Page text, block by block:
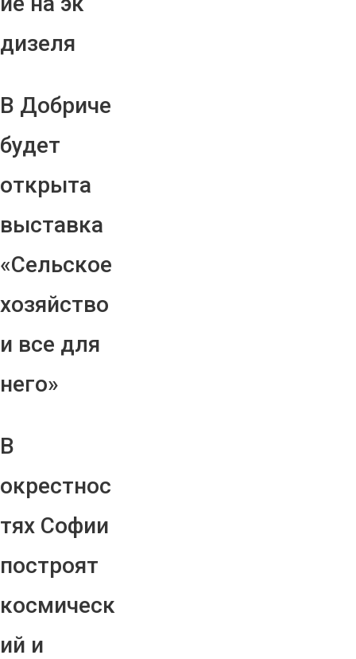
дизеля
В Добриче
будет
открыта
выставка
«Сельское
хозяйство
и все для
него»
В
окрестнос
тях Софии
построят
космическ
ий и